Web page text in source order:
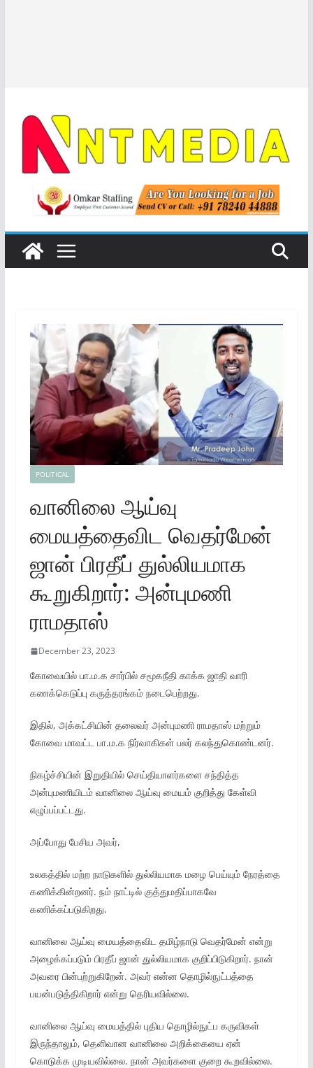
POLITICAL
வானிலை ஆய்வு
மையத்தைவிட வெதர்மேன்
ஜான் பிரதீப் துல்லியமாக
கூறுகிறார்: அன்புமணி
ராமதாஸ்
December 23, 2023
கோவையில் பா.ம.க சார்பில் சமூகநீதி காக்க ஜாதி வாரி
கணக்கெடுப்பு கருத்தரங்கம் நடைபெற்றது.
இதில், அக்கட்சியின் தலைவர் அன்புமணி ராமதாஸ் மற்றும்
கோவை மாவட்ட பா.ம.க நிர்வாகிகள் பலர் கலந்துகொண்டனர்.
நிகழ்ச்சியின் இறுதியில் செய்தியாளர்களை சந்தித்த
அன்புமணியிடம் வானிலை ஆய்வு மையம் குறித்து கேள்வி
எழுப்பப்பட்டது.
அப்போது பேசிய அவர்,
உலகத்தில் மற்ற நாடுகளில் துல்லியமாக மழை பெய்யும் நேரத்தை
கணிக்கின்றனர். நம் நாட்டில் குத்துமதிப்பாகவே
கணிக்கப்படுகிறது.
வானிலை ஆய்வு மையத்தைவிட தமிழ்நாடு வெதர்மேன் என்று
அழைக்கப்படும் பிரதீப் ஜான் துல்லியமாக குறிப்பிடுகிறார். நான்
அவரை பின்பற்றுகிறேன். அவர் என்ன தொழில்நுட்பத்தை
பயன்படுத்திகிறார் என்று தெரியவில்லை.
வானிலை ஆய்வு மையத்தில் புதிய தொழில்நுட்ப கருவிகள்
இருந்தாலும், தெளிவான வானிலை அறிக்கையை ஏன்
கொடுக்க முடியவில்லை. நான் அவர்களை குறை கூறவில்லை.